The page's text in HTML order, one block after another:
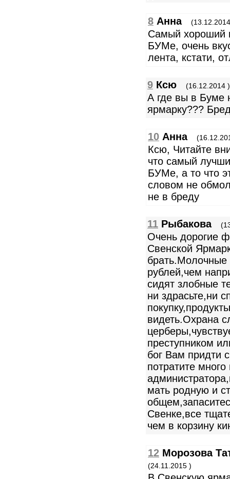
8 Анна
Самый хороший
БУМе, очень
лента, кстати,
9 Ксю (16.12.2014 )
А где вы в Буме
ярмарку???
10 Анна
Ксю, Читайте
что самый
БУМе, а то что
словом не
не в бреду
11 Рыбакова
Очень дорогие
Свенской
брать.Молочные
рублей,чем
сидят злобные
ни здрасьте,ни
видеть.Охрана
преступником
бог Вам придти
потратите
мать родную и
Свенке,все
чем в корзину
12 Морозова
(24.11.2015 )